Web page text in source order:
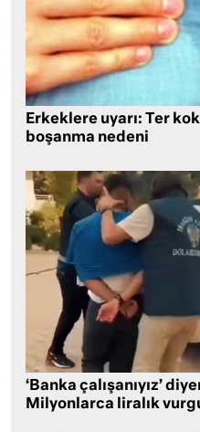
Erkeklere uyarı: Ter
boşanma nedeni
‘Banka çalışanıyız’
Milyonlarca liralık